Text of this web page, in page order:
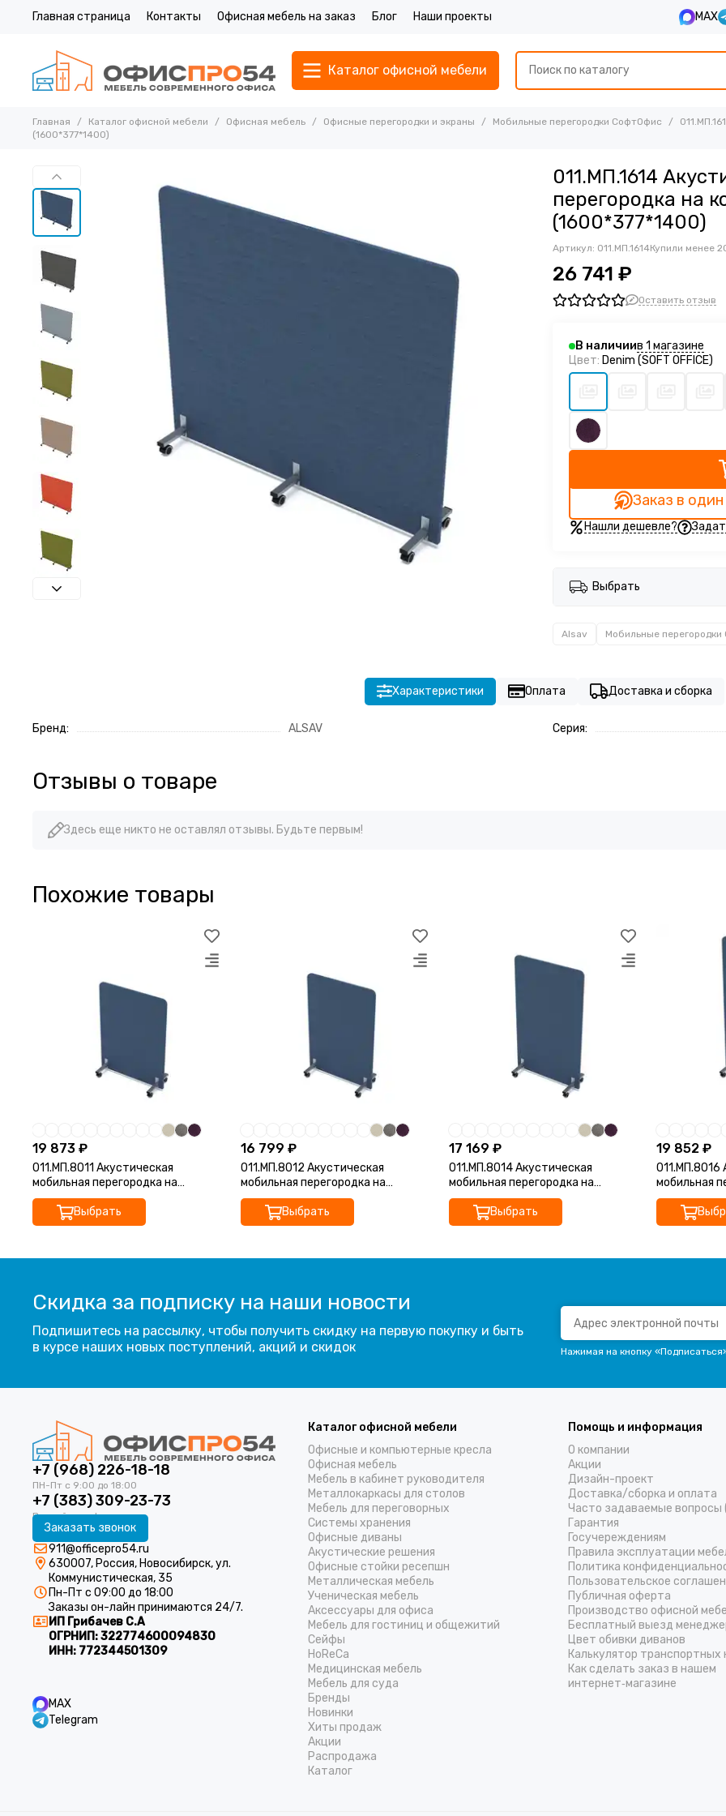
Главная страница Контакты Офисная мебель на заказ Блог Наши проекты MAX
Каталог офисной мебели
Главная Каталог офисной мебели Офисная мебель Офисные перегородки и экраны Мобильные перегородки СофтОфис
(1600*377*1400)
011.МП.1614
перегородка на
(1600*377*1400)
Артикул: 011.МП.1614Купили менее
26 741 ₽
Оставить отзыв
В наличиив 1 магазине
Цвет: Denim (SOFT OFFICE)
Заказ в
Нашли дешевле?
Выбрать
Alsav Мобильные
Характеристики Оплата Доставка и сборка
Бренд: ALSAV Серия:
Отзывы о товаре
Здесь еще никто не оставлял отзывы. Будьте первым!
Похожие товары
19 873 ₽
011.МП.8011 Акустическая
мобильная перегородка на
колесных опорах (800*377*1100)
Выбрать
16 799 ₽
011.МП.8012 Акустическая
мобильная перегородка на
колесных опорах (800*377*1200)
Выбрать
17 169 ₽
011.МП.8014 Акустическая
мобильная перегородка на
колесных опорах (800*377*1400)
Выбрать
19 852 ₽
011.МП.8016
мобильная
колесных
Скидка за подписку на наши новости
Подпишитесь на рассылку, чтобы получить скидку на первую покупку и быть
в курсе наших новых поступлений, акций и скидок
Нажимая на кнопку
+7 (968) 226-18-18
+7 (383) 309-23-73
Заказать звонок
911@officepro54.ru
630007, Россия, Новосибирск, ул.
Коммунистическая, 35
Пн-Пт с 09:00 до 18:00
Заказы он-лайн принимаются 24/7.
ИП Грибачев С.А
ОГРНИП:322774600094830
ИНН: 772344501309
MAX
Telegram
Каталог офисной мебели
Офисные и компьютерные кресла
Офисная мебель
Мебель в кабинет руководителя
Металлокаркасы для столов
Мебель для переговорных
Системы хранения
Офисные диваны
Акустические решения
Офисные стойки ресепшн
Металлическая мебель
Ученическая мебель
Аксессуары для офиса
Мебель для гостиниц и общежитий
Cейфы
HoReCa
Медицинская мебель
Мебель для суда
Бренды
Новинки
Хиты продаж
Акции
Распродажа
Каталог
Помощь и информация
О компании
Акции
Дизайн-проект
Доставка/cборка и оплата
Часто задаваемые вопросы
Гарантия
Госучереждениям
Правила эксплуатации
Политика
Пользовательское
Публичная оферта
Производство офисной
Бесплатный выезд
Цвет обивки диванов
Калькулятор транспортных
Как сделать заказ в нашем
интернет‑магазине